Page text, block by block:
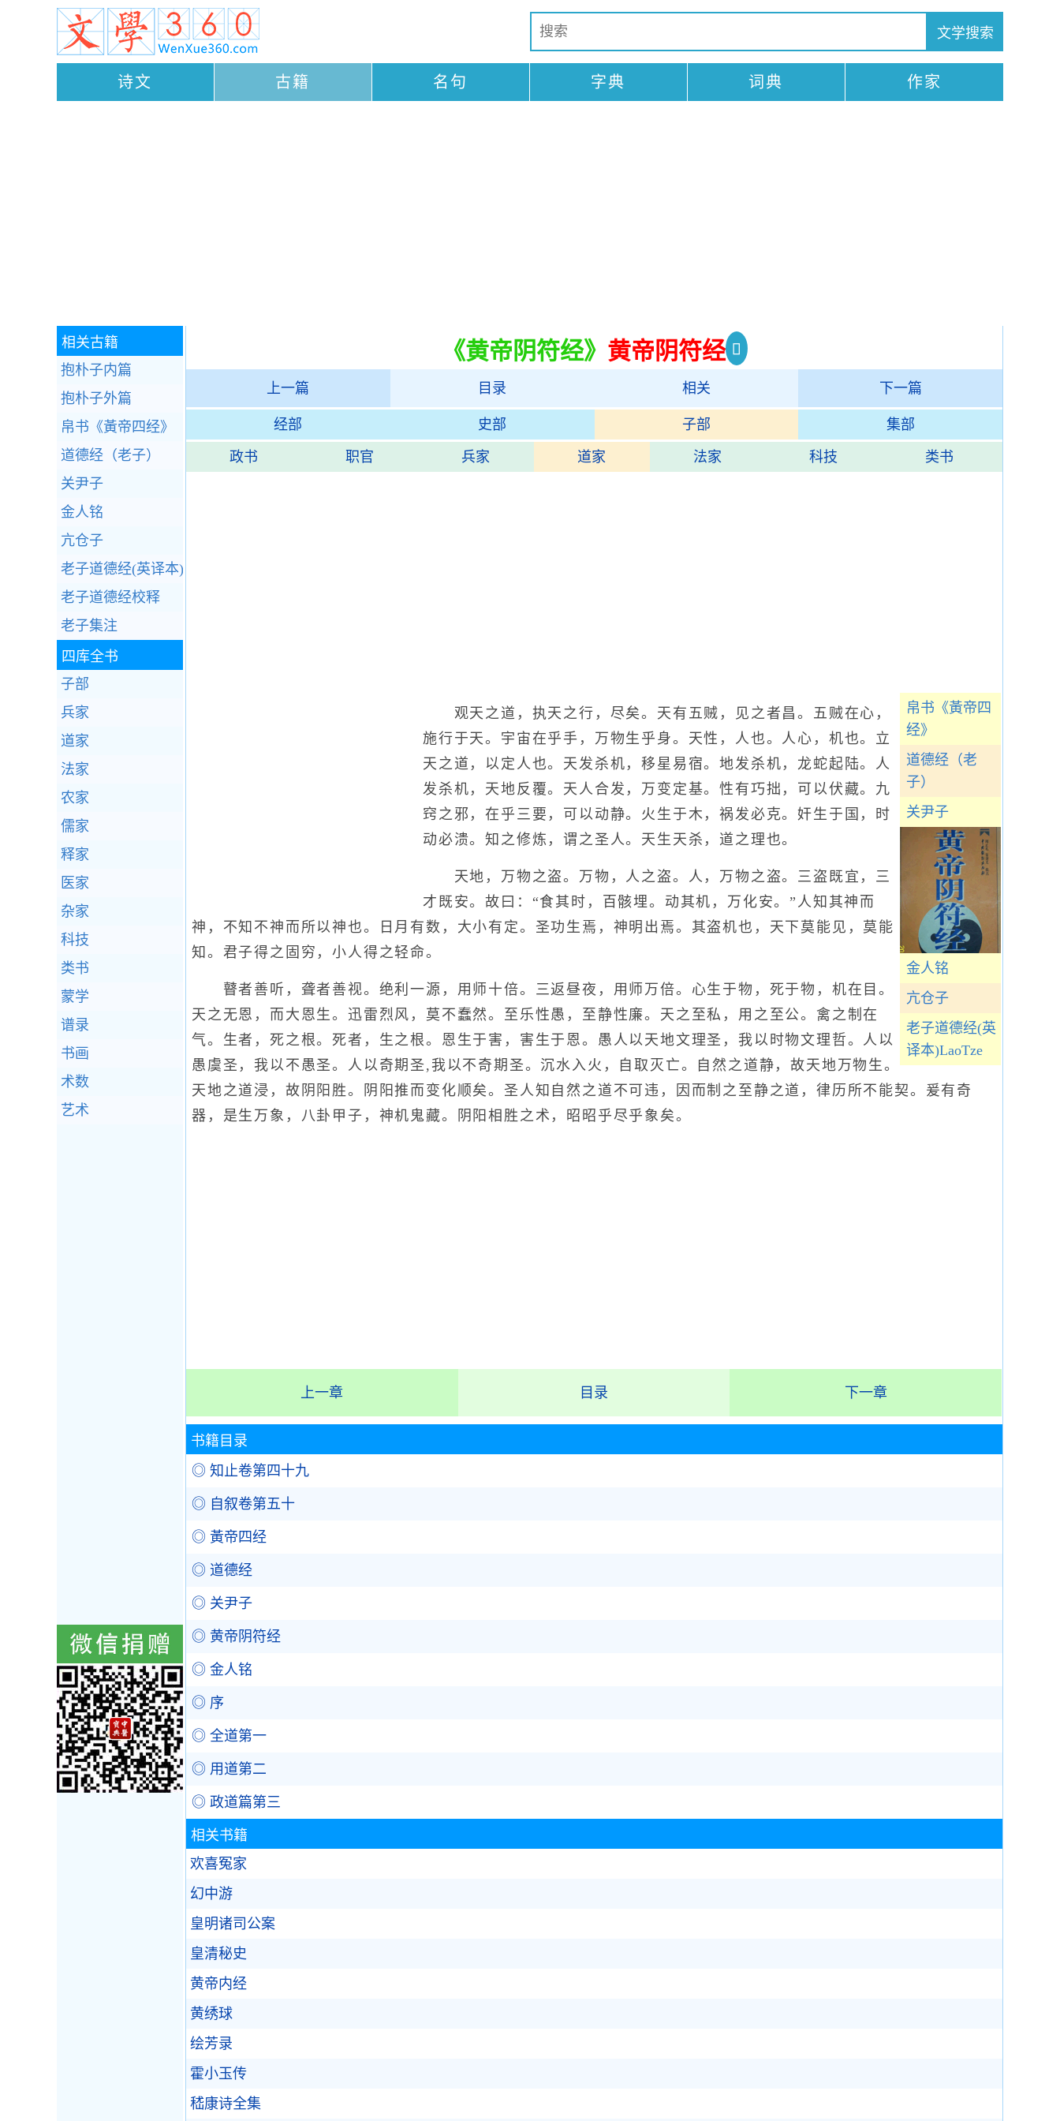
诗文 古籍 名句 字典 词典 作家
《黄帝阴符经》 黄帝阴符经
上一篇 目录 相关 下一篇
经部 史部 子部 集部
政书 职官 兵家 道家 法家 科技 类书
帛书《黃帝四
经》
道德经（老
子）
关尹子
金人铭
亢仓子
老子道德经(英
译本)LaoTze
观天之道，执天之行，尽矣。天有五贼，见之者昌。五贼在心，
施行于天。宇宙在乎手，万物生乎身。天性，人也。人心，机也。立
天之道，以定人也。天发杀机，移星易宿。地发杀机，龙蛇起陆。人
发杀机，天地反覆。天人合发，万变定基。性有巧拙，可以伏藏。九
窍之邪，在乎三要，可以动静。火生于木，祸发必克。奸生于国，时
动必溃。知之修炼，谓之圣人。天生天杀，道之理也。
天地，万物之盗。万物，人之盗。人，万物之盗。三盗既宜，三
才既安。故曰：“食其时，百骸埋。动其机，万化安。”人知其神而
神，不知不神而所以神也。日月有数，大小有定。圣功生焉，神明出焉。其盗机也，天下莫能见，莫能
知。君子得之固穷，小人得之轻命。
瞽者善听，聋者善视。绝利一源，用师十倍。三返昼夜，用师万倍。心生于物，死于物，机在目。
天之无恩，而大恩生。迅雷烈风，莫不蠢然。至乐性愚，至静性廉。天之至私，用之至公。禽之制在
气。生者，死之根。死者，生之根。恩生于害，害生于恩。愚人以天地文理圣，我以时物文理哲。人以
愚虞圣，我以不愚圣。人以奇期圣,我以不奇期圣。沉水入火，自取灭亡。自然之道静，故天地万物生。
天地之道浸，故阴阳胜。阴阳推而变化顺矣。圣人知自然之道不可违，因而制之至静之道，律历所不能契。爰有奇
器，是生万象，八卦甲子，神机鬼藏。阴阳相胜之术，昭昭乎尽乎象矣。
上一章 目录 下一章
书籍目录
◎ 知止卷第四十九
◎ 自叙卷第五十
◎ 黃帝四经
◎ 道德经
◎ 关尹子
◎ 黄帝阴符经
◎ 金人铭
◎ 序
◎ 全道第一
◎ 用道第二
◎ 政道篇第三
相关书籍
欢喜冤家
幻中游
皇明诸司公案
皇清秘史
黄帝内经
黄绣球
绘芳录
霍小玉传
嵇康诗全集
相关古籍
抱朴子内篇
抱朴子外篇
帛书《黃帝四经》
道德经（老子）
关尹子
金人铭
亢仓子
老子道德经(英译本)Lao Tze
老子道德经校释
老子集注
四库全书
子部
兵家
道家
法家
农家
儒家
释家
医家
杂家
科技
类书
蒙学
谱录
书画
术数
艺术